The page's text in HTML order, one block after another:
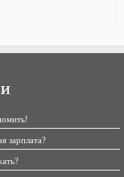
зарплата?